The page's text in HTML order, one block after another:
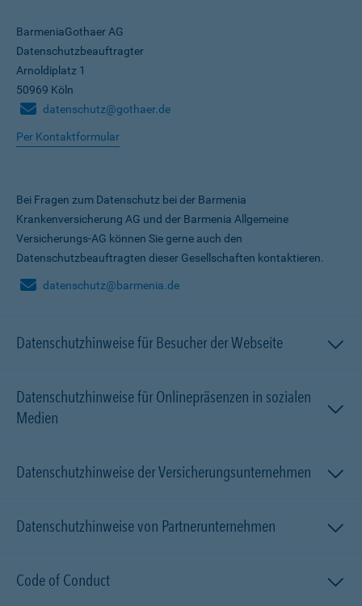
BarmeniaGothaer AG
Datenschutzbeauftragter
Arnoldiplatz 1
50969 Köln
datenschutz@gothaer.de
Per Kontaktformular
Bei Fragen zum Datenschutz bei der Barmenia
Krankenversicherung AG und der Barmenia Allgemeine
Versicherungs-AG können Sie gerne auch den
Datenschutzbeauftragten dieser Gesellschaften kontaktieren.
datenschutz@barmenia.de
Datenschutzhinweise für Besucher der Webseite
Datenschutzhinweise für Onlinepräsenzen in sozialen
Medien
Datenschutzhinweise der Versicherungsunternehmen
Datenschutzhinweise von Partnerunternehmen
Code of Conduct